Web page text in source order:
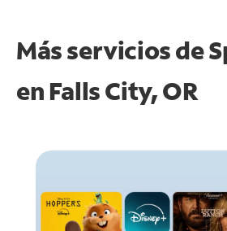
Más servicios de
en Falls City, OR